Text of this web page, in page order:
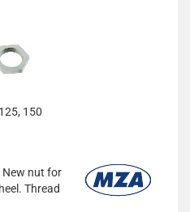
150
New nut for
Thread